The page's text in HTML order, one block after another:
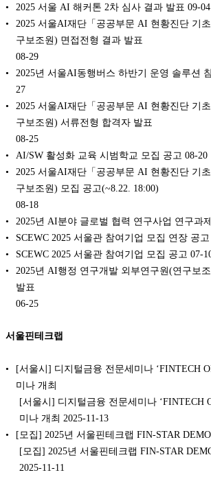
2025 서울 AI 해커톤 2차 심사 결과 발표 09-04
2025 서울AI재단「공공부문 AI 현황진단 기
구보조원) 면접전형 결과 발표
08-29
2025년 서울AI동행버스 하반기 운영 솔루션
27
2025 서울AI재단「공공부문 AI 현황진단 기
구보조원) 서류전형 합격자 발표
08-25
AI/SW 활성화 교육 시범학교 모집 공고 08-20
2025 서울AI재단「공공부문 AI 현황진단 기
구보조원) 모집 공고(~8.22. 18:00)
08-18
2025년 AI분야 글로벌 협력 연구사업 연구과
SCEWC 2025 서울관 참여기업 모집 연장 공고
SCEWC 2025 서울관 참여기업 모집 공고 07-
2025년 AI행정 연구개발 외부연구원(연구보
발표
06-25
서울핀테크랩
[서울시] 디지털금융 전문세미나 ‘FINTECH
미나 개최
[서울시] 디지털금융 전문세미나 ‘FINTECH
미나 개최 2025-11-13
[모집] 2025년 서울핀테크랩 FIN-STAR
[모집] 2025년 서울핀테크랩 FIN-STAR
2025-11-11